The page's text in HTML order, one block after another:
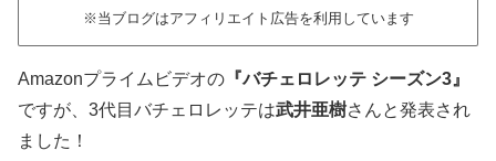
※当ブログはアフィリエイト広告を利用しています
Amazonプライムビデオの 『バチェロレッテ シーズン3』
ですが、3代目バチェロレッテは武井亜樹さんと発表され
ました！